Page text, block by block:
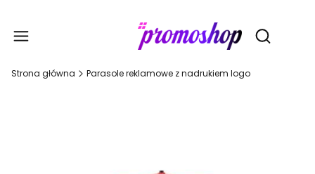
Otwórz
Strona główna Parasole reklamowe z nadrukiem logo